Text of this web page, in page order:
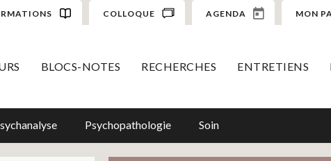
COLLOQUE AGENDA MON
BLOCS-NOTES RECHERCHES ENTRETIENS
Psychopathologie Soin